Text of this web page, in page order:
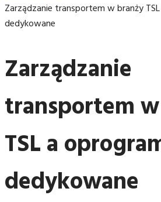
Zarządzanie transportem w branży
dedykowane
Zarządzanie
transportem
TSL a
dedykowane